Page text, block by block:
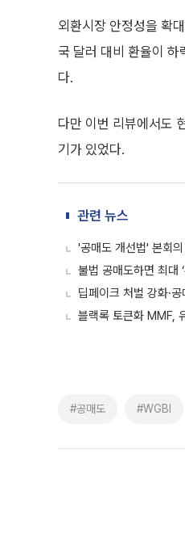
외환시장 안정성을 확
국 달러 대비 환율이 하
다.
다만 이번 리뷰에서도
기가 있었다.
관련 뉴스
'공매도 개선법' 본회
불법 공매도하면 최대
딥페이크 처벌 강화·
블랙록 토큰화 MMF,
#공매도 #WGBI